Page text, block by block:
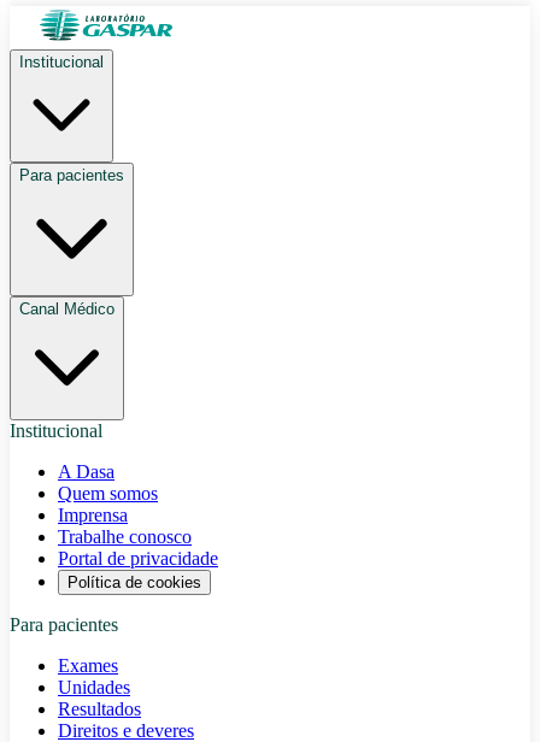
Institucional
Para pacientes
Canal Médico
Institucional
A Dasa
Quem somos
Imprensa
Trabalhe conosco
Portal de privacidade
Política de cookies
Para pacientes
Exames
Unidades
Resultados
Direitos e deveres